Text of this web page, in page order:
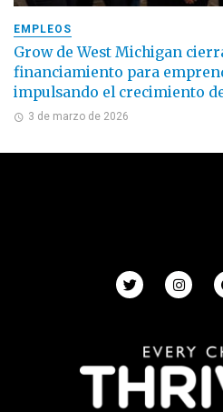
EMPLEOS
Grow de West Michigan
financiamiento para
impulsando el crecimiento
3 de marzo de 2026